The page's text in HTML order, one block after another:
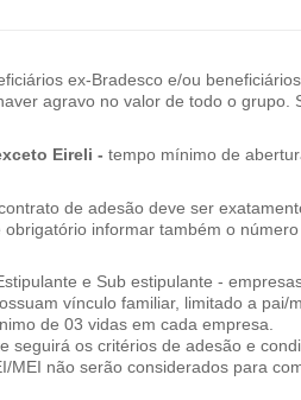
ex-Bradesco e/ou
agravo no valor de todo o grupo.
Eireli - tempo mínimo de
de adesão deve ser
informar também o
e Sub estipulante -
vínculo familiar, limitado a pai/
de 03 vidas em cada empresa.
seguirá os critérios de adesão e
MEI não serão considerados para